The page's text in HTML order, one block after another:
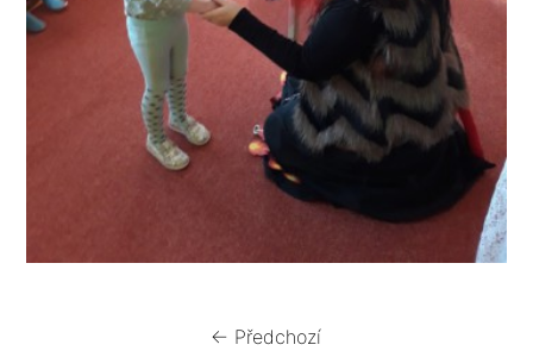
← Předchozí